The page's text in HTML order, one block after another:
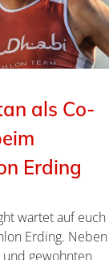
als Co-
Erding
wartet auf euch
Erding. Neben
gewohnten